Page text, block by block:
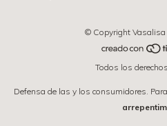
© Copyright
Todos los
Defensa de las y los consumidores.